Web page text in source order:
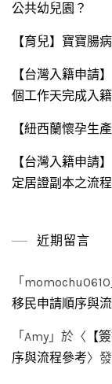
公共幼兒園？
【育兒】寶寶腸
【台灣入籍申請
個工作天完成入
【紐西蘭懷孕生
【台灣入籍申請
定居證副本之流
近期留言
「 momochu0610
移民申請順序與
「 Amy 」於〈 【
序與流程參考〉